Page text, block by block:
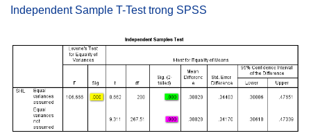
Independent Sample T-Test trong SPSS